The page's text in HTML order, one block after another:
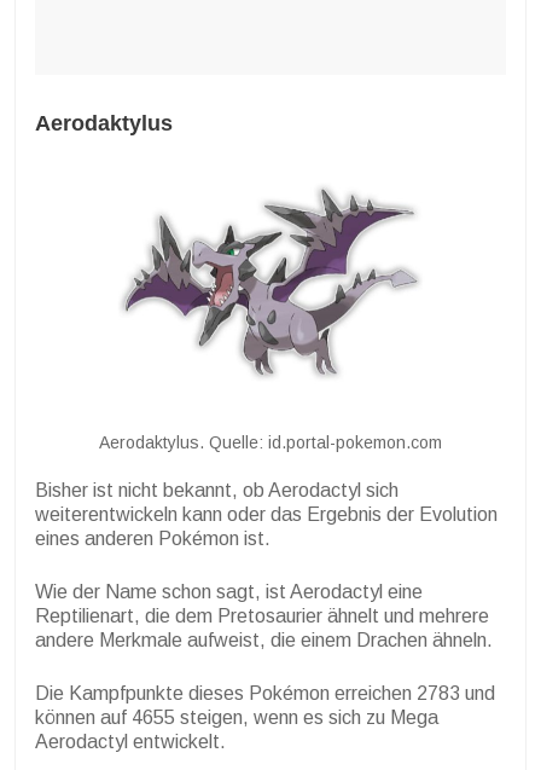
Aerodaktylus
Aerodaktylus. Quelle: id.portal-pokemon.com
Bisher ist nicht bekannt, ob Aerodactyl sich
weiterentwickeln kann oder das Ergebnis der Evolution
eines anderen Pokémon ist.
Wie der Name schon sagt, ist Aerodactyl eine
Reptilienart, die dem Pretosaurier ähnelt und mehrere
andere Merkmale aufweist, die einem Drachen ähneln.
Die Kampfpunkte dieses Pokémon erreichen 2783 und
können auf 4655 steigen, wenn es sich zu Mega
Aerodactyl entwickelt.